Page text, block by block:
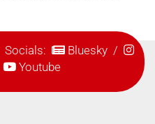
Bluesky/
Youtube